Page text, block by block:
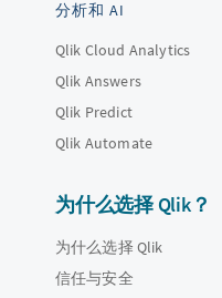
分析和 AI
Qlik Cloud Analytics
Qlik Answers
Qlik Predict
Qlik Automate
为什么选择 Qlik？
为什么选择 Qlik
信任与安全